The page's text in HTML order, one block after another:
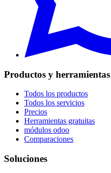
Productos y herramientas
Todos los productos
Todos los servicios
Precios
Herramientas gratuitas
módulos odoo
Comparaciones
Soluciones